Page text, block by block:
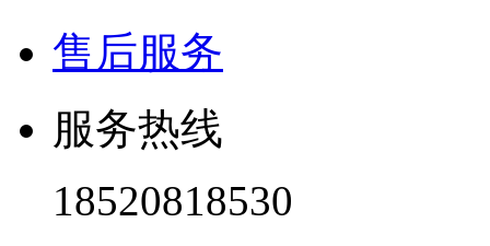
售后服务
服务热线
18520818530